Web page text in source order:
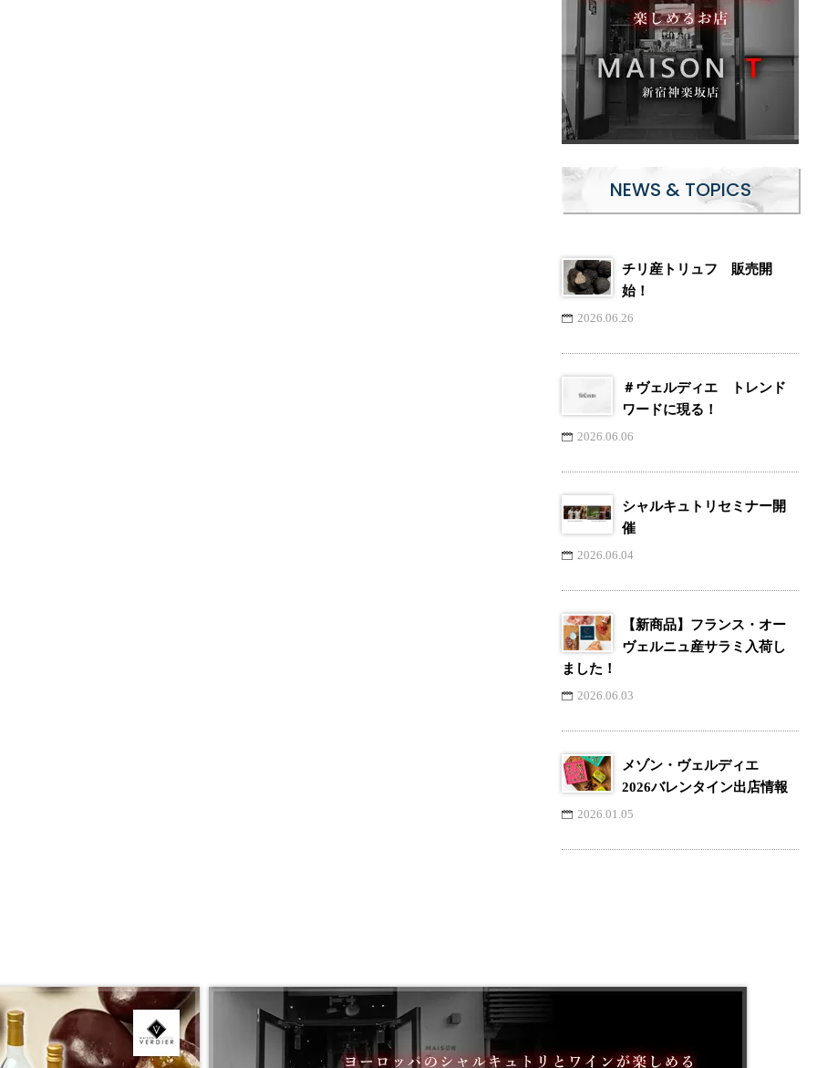
NEWS & TOPICS
チリ産トリュフ 販売開
始！
2026.06.26
＃ヴェルディエ トレンド
ワードに現る！
2026.06.06
シャルキュトリセミナー開
催
2026.06.04
【新商品】フランス・オー
ヴェルニュ産サラミ入荷し
ました！
2026.06.03
メゾン・ヴェルディエ
2026バレンタイン出店情報
2026.01.05